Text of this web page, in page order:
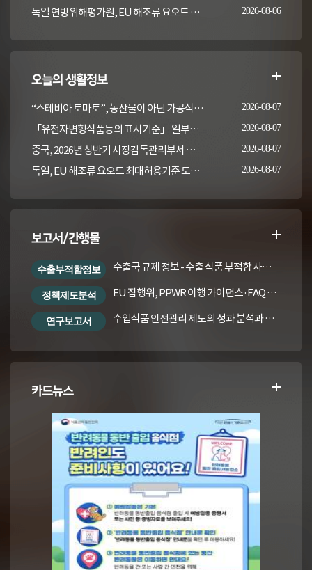
독일 연방위해평가원, EU 해조류 요오드 최대허용기준 도입안 평가... 요오드 함량 표시 및 경고문 권고 2026-08-06
오늘의 생활정보
“스테비아 토마토”, 농산물이 아닌 가공식품입니다 2026-08-07
「유전자변형식품등의 표시기준」 일부개정고시(안) 행정예고(식품의약품안전처 공고 제2026-389호, 2026. 8. 5.) 2026-08-07
중국, 2026년 상반기 시장감독관리부서 식품안전 감독 샘플검사 현황 통보 2026-08-07
독일, EU 해조류 요오드 최대허용기준 도입안 평가... 요오드 함량 표시 및 경고문 권고 2026-08-07
보고서/간행물
수출부적합정보 수출국 규제 정보 - 수출 식품 부적합 사례 및 관련 기준·규격('26년 1분기)
정책제도분석 EU 집행위, PPWR 이행 가이던스·FAQ 번역본
연구보고서 수입식품 안전관리 제도의 성과 분석과 수입식품법령의 재정비 방안
카드뉴스